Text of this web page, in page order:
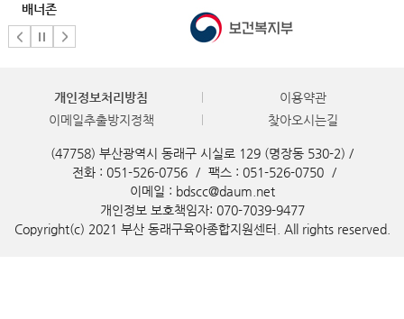
배너존
개인정보처리방침
이용약관
이메일추출방지정책
찾아오시는길
(47758) 부산광역시 동래구 시실로 129 (명장동 530-2) /
전화 : 051-526-0756
/ 팩스 : 051-526-0750
/
이메일 : bdscc@daum.net
개인정보 보호책임자: 070-7039-9477
Copyright(c) 2021 부산 동래구육아종합지원센터. All rights reserved.